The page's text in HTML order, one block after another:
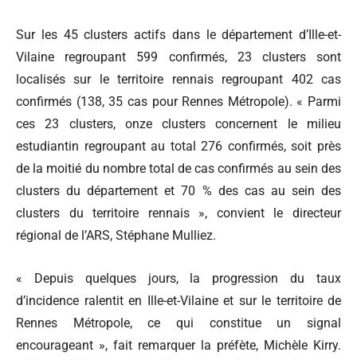
Sur les 45 clusters actifs dans le département d’Ille-et-
Vilaine regroupant 599 confirmés, 23 clusters sont
localisés sur le territoire rennais regroupant 402 cas
confirmés (138, 35 cas pour Rennes Métropole). « Parmi
ces 23 clusters, onze clusters concernent le milieu
estudiantin regroupant au total 276 confirmés, soit près
de la moitié du nombre total de cas confirmés au sein des
clusters du département et 70 % des cas au sein des
clusters du territoire rennais », convient le directeur
régional de l’ARS, Stéphane Mulliez.
« Depuis quelques jours, la progression du taux
d’incidence ralentit en Ille-et-Vilaine et sur le territoire de
Rennes Métropole, ce qui constitue un signal
encourageant », fait remarquer la préfète, Michèle Kirry.